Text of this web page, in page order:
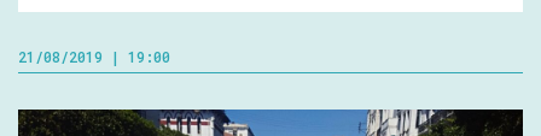
21/08/2019 | 19:00